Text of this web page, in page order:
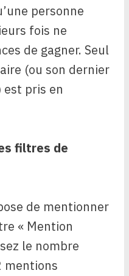
personne
fois ne
de gagner. Seul
(ou son dernier
pris en
filtres de
de mentionner
« Mention
le nombre
mentions